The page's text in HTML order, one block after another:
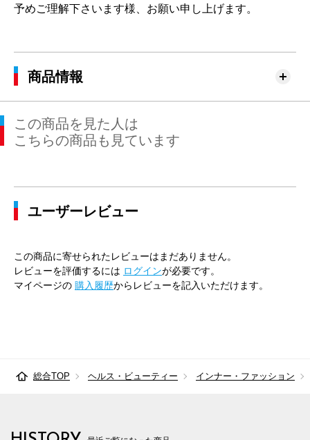
予めご理解下さいます様、お願い申し上げます。
商品情報
この商品を見た人は
こちらの商品も見ています
ユーザーレビュー
この商品に寄せられたレビューはまだありません。
レビューを評価するには ログインが必要です。
マイページの 購入履歴からレビューを記入いただけます。
総合TOP ヘルス・ビューティー インナー・ファッション